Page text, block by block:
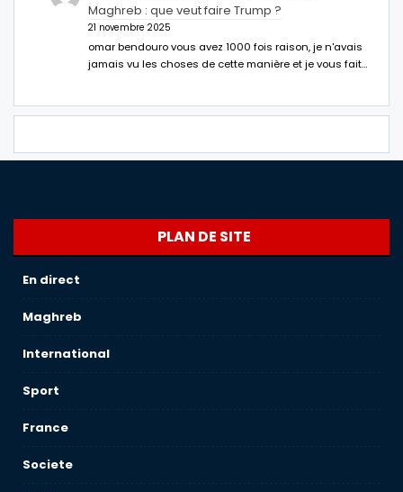
Maghreb : que veut faire Trump ?
21 novembre 2025
omar bendouro vous avez 1000 fois raison, je n'avais
jamais vu les choses de cette manière et je vous fait…
PLAN DE SITE
En direct
Maghreb
International
Sport
France
Societe